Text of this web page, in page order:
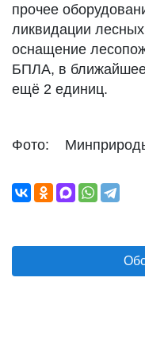
прочее
ликвидации
оснащение
БПЛА, в ближайшее
ещё 2 единиц.
Фото: